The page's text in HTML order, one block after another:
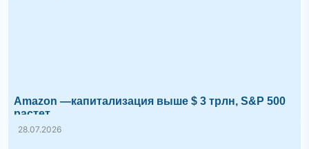
Amazon —капитализация выше $ 3 трлн, S&P 500
растет
28.07.2026